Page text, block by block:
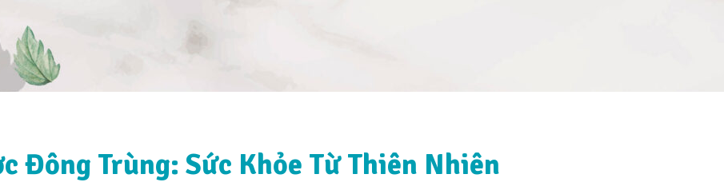
Đông Trùng: Sức Khỏe Từ Thiên Nhiên